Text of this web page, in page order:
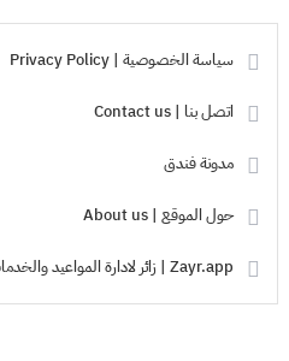
سياسة الخصوصية | Privacy Policy
اتصل بنا | Contact us
مدونة فندق
حول الموقع | About us
Zayr.app | زائر لادارة المواعيد والخدمات